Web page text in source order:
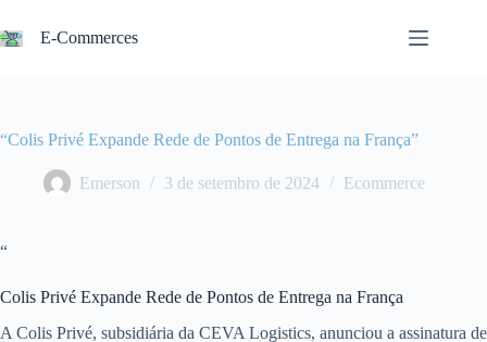
para
o
E-Commerces
“Colis Privé Expande Rede de Pontos de Entrega na França”
Emerson 3 de setembro de 2024 Ecommerce
“
Colis Privé Expande Rede de Pontos de Entrega na França
A Colis Privé, subsidiária da CEVA Logistics, anunciou a assinatura de